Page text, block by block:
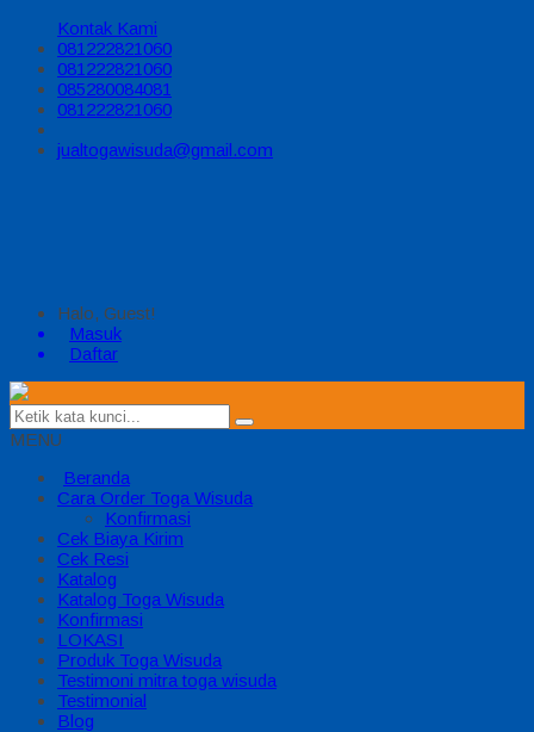
Kontak Kami
081222821060
081222821060
085280084081
081222821060
jualtogawisuda@gmail.com
Halo, Guest!
Masuk
Daftar
MENU
Beranda
Cara Order Toga Wisuda
Konfirmasi
Cek Biaya Kirim
Cek Resi
Katalog
Katalog Toga Wisuda
Konfirmasi
LOKASI
Produk Toga Wisuda
Testimoni mitra toga wisuda
Testimonial
Blog